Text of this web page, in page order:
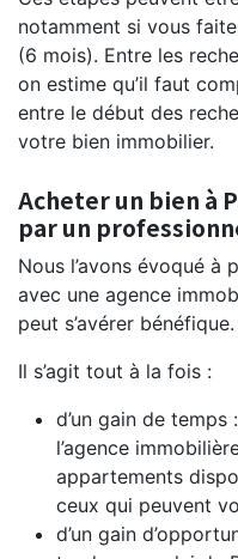
notamment si vous
(6 mois). Entre les
on estime qu’il faut
entre le début des
votre bien immobilier.
Acheter un bien à
par un
Nous l’avons évoqué à
avec une agence
peut s’avérer bénéfique.
Il s’agit tout à la fois :
d’un gain de
l’agence
appartements
ceux qui peuvent
d’un gain